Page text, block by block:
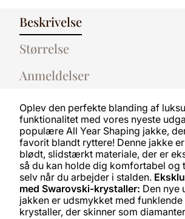
Beskrivelse
Størrelse
Anmeldelser
Oplev den perfekte blanding af
funktionalitet med vores nyeste
populære All Year Shaping jakke,
favorit blandt ryttere! Denne jakke
blødt, slidstærkt materiale, der er
så du kan holde dig komfortabel og
selv når du arbejder i stalden.
med Swarovski-krystaller: Den nye
jakken er udsmykket med
krystaller, der skinner som